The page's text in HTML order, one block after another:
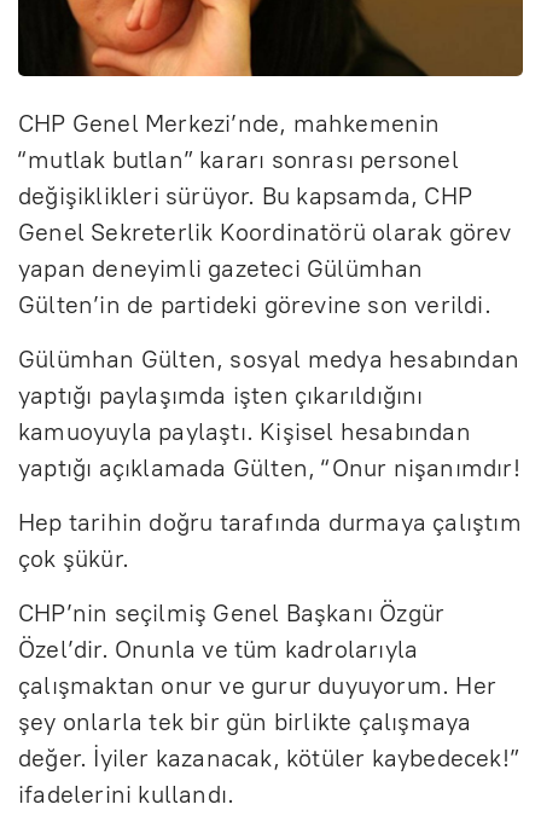
CHP Genel Merkezi’nde, mahkemenin
“mutlak butlan” kararı sonrası personel
değişiklikleri sürüyor. Bu kapsamda, CHP
Genel Sekreterlik Koordinatörü olarak görev
yapan deneyimli gazeteci Gülümhan
Gülten’in de partideki görevine son verildi.
Gülümhan Gülten, sosyal medya hesabından
yaptığı paylaşımda işten çıkarıldığını
kamuoyuyla paylaştı. Kişisel hesabından
yaptığı açıklamada Gülten, “Onur nişanımdır!
Hep tarihin doğru tarafında durmaya çalıştım
çok şükür.
CHP’nin seçilmiş Genel Başkanı Özgür
Özel’dir. Onunla ve tüm kadrolarıyla
çalışmaktan onur ve gurur duyuyorum. Her
şey onlarla tek bir gün birlikte çalışmaya
değer. İyiler kazanacak, kötüler kaybedecek!”
ifadelerini kullandı.